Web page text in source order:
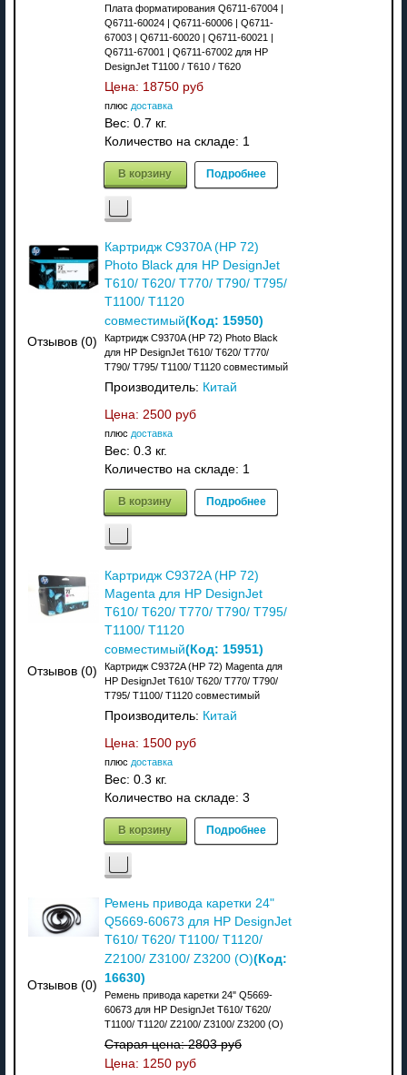
Плата форматирования Q6711-67004 |
Q6711-60024 | Q6711-60006 | Q6711-
67003 | Q6711-60020 | Q6711-60021 |
Q6711-67001 | Q6711-67002 для HP
DesignJet T1100 / T610 / T620
Цена: 18750 руб
плюс доставка
Вес: 0.7 кг.
Количество на складе: 1
В корзину Подробнее
Отзывов (0)
Картридж C9370A (HP 72)
Photo Black для HP DesignJet
T610/ T620/ T770/ T790/ T795/
T1100/ T1120
совместимый(Код: 15950)
Картридж C9370A (HP 72) Photo Black
для HP DesignJet T610/ T620/ T770/
T790/ T795/ T1100/ T1120 совместимый
Производитель: Китай
Цена: 2500 руб
плюс доставка
Вес: 0.3 кг.
Количество на складе: 1
В корзину Подробнее
Отзывов (0)
Картридж C9372A (HP 72)
Magenta для HP DesignJet
T610/ T620/ T770/ T790/ T795/
T1100/ T1120
совместимый(Код: 15951)
Картридж C9372A (HP 72) Magenta для
HP DesignJet T610/ T620/ T770/ T790/
T795/ T1100/ T1120 совместимый
Производитель: Китай
Цена: 1500 руб
плюс доставка
Вес: 0.3 кг.
Количество на складе: 3
В корзину Подробнее
Отзывов (0)
Ремень привода каретки 24"
Q5669-60673 для HP DesignJet
T610/ T620/ T1100/ T1120/
Z2100/ Z3100/ Z3200 (О)(Код:
16630)
Ремень привода каретки 24" Q5669-
60673 для HP DesignJet T610/ T620/
T1100/ T1120/ Z2100/ Z3100/ Z3200 (О)
Старая цена:2803 руб
Цена: 1250 руб